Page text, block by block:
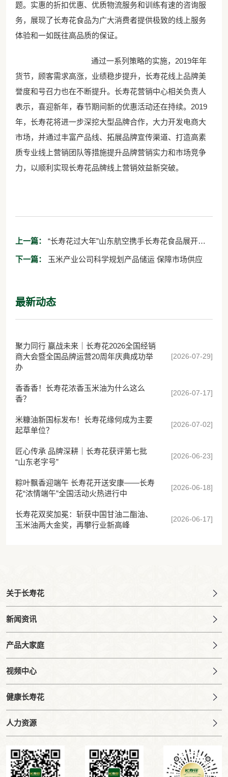
题。实惠的折扣优惠、优质物流服务和训练有速的咨询服
务，展现了长寿花食品为广大消费者提供极致的线上服务
体验和一如既往高品质的保证。
通过一系列策略的实施，2019年年
货节，顾客需求高涨，业绩稳步提升，长寿花线上品牌美
誉度和号召力也在不断提升。长寿花营销中心相关负责人
表示，喜迎新年，春节期间新的优惠活动还在持续。2019
年，长寿花将进一步深挖大型品牌合作，大力开发电商大
市场，并通过丰富产品线、拓展品牌宣传渠道、打造高素
质专业线上营销团队等措施提升品牌营销实力和市场竞争
力，以顺利实现长寿花品牌线上营销效益新突破。
上一篇：
中特色主题活动
下一篇： 玉米产业公司科学规划产品储运 保障市场供应
最新动态
聚力同行 赢战未来｜长寿花2026全国经销
商大会暨全国品牌运营20周年庆典成功举
办
[2026-07-29]
香香香！长寿花浓香玉米油为什么这么
香？
[2026-07-17]
米糠油新国标发布！长寿花缘何成为主要
起草单位？
[2026-07-02]
匠心传承 品牌深耕｜长寿花获评第七批
“山东老字号”
[2026-06-23]
粽叶飘香迎端午 长寿花开送安康——长寿
花“浓情端午”全国活动火热进行中
[2026-06-18]
长寿花双奖加冕：斩获中国甘油二酯油、
玉米油两大金奖，再攀行业新高峰
[2026-06-17]
关于长寿花
新闻资讯
产品大家庭
视频中心
健康长寿花
人力资源